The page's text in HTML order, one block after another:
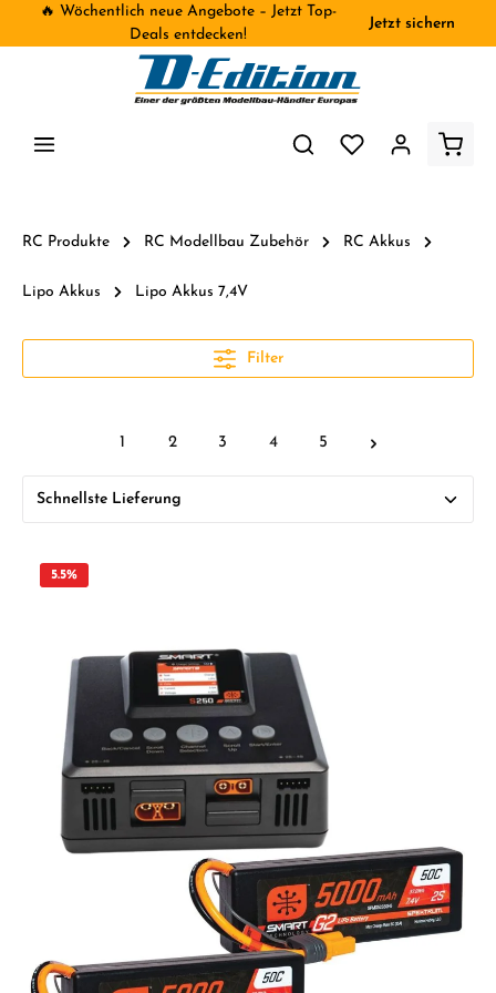
🔥 Wöchentlich neue Angebote – Jetzt Top-
Deals entdecken!
Jetzt sichern
RC Produkte RC Modellbau Zubehör RC Akkus
Lipo Akkus Lipo Akkus 7,4V
Filter
1 2 3 4 5
5.5%